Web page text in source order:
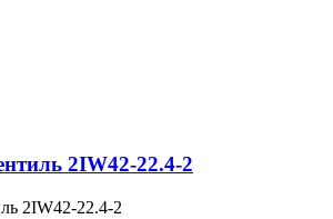
2IW42-22.4-2
2IW42-22.4-2